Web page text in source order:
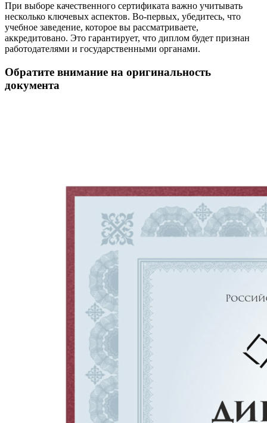
При выборе качественного сертификата важно учитывать
несколько ключевых аспектов. Во-первых, убедитесь, что
учебное заведение, которое вы рассматриваете,
аккредитовано. Это гарантирует, что диплом будет признан
работодателями и государственными органами.
Обратите внимание на оригинальность
документа